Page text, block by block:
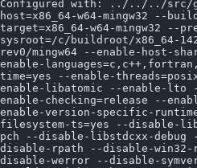
Configured with: ../../../src/
host=x86_64-w64-mingw32 --
target=x86_64-w64-mingw32 --
sysroot=/c/buildroot/x86_64-
rev0/mingw64 --enable-host-
enable-
time=yes --enable-
enable-libatomic --enable-lto
enable-checking=release --
enable-version-specific-
filesystem-ts=yes --disable-
pch --disable-libstdcxx-debug
disable-rpath --disable-
disable-werror --disable-